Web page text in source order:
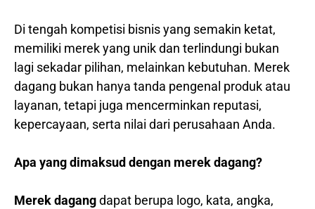
Di tengah kompetisi bisnis yang semakin ketat,
memiliki merek yang unik dan terlindungi bukan
lagi sekadar pilihan, melainkan kebutuhan. Merek
dagang bukan hanya tanda pengenal produk atau
layanan, tetapi juga mencerminkan reputasi,
kepercayaan, serta nilai dari perusahaan Anda.
Apa yang dimaksud dengan merek dagang?
Merek dagangdapat berupa logo, kata, angka,